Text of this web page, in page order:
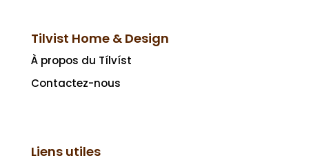
Tilvist Home & Design
À propos du Tílvíst
Contactez-nous
Liens utiles